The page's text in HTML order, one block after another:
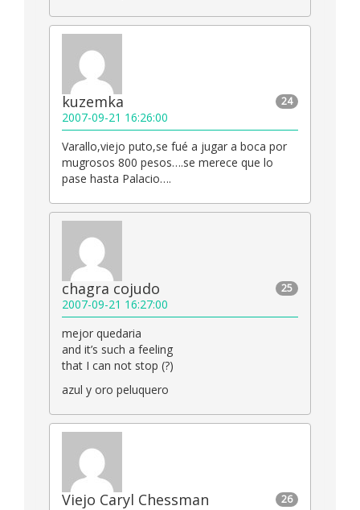
24
kuzemka
2007-09-21 16:26:00
Varallo,viejo puto,se fué a jugar a boca por
mugrosos 800 pesos….se merece que lo
pase hasta Palacio….
25
chagra cojudo
2007-09-21 16:27:00
mejor quedaria
and it’s such a feeling
that I can not stop (?)
azul y oro peluquero
26
Viejo Caryl Chessman